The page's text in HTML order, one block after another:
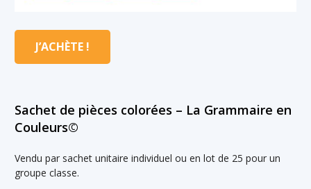
J’ACHÈTE !
Sachet de pièces colorées – La Grammaire en
Couleurs©
Vendu par sachet unitaire individuel ou en lot de 25 pour un
groupe classe.